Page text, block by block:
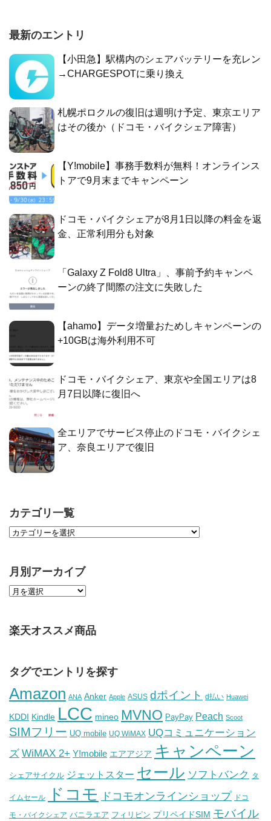
最新のエントリ
【小田急】駅構内のシェアバッテリーを充レン
→CHARGESPOTに乗り換え
札幌ポロクルの復旧は週明け予定、東京エリア
はその後か（ドコモ・バイクシェア障害）
【Y!mobile】事務手数料が無料！オンラインス
トアで9月末までキャンペーン
ドコモ・バイクシェアが8月1日以降の料金を返
金、正常利用分も対象
「Galaxy Z Fold8 Ultra」、事前予約キャンペ
ーンの終了間際の注文に失敗した
【ahamo】データ増量おためしキャンペーンの
+10GBは海外利用不可
ドコモ・バイクシェア、東京や全国エリアは8
月7日以降に復旧へ
全エリアでサービス停止のドコモ・バイクシェ
ア、奈良エリアで復旧
カテゴリ一覧
月別アーカイブ
楽天オススメ商品
タグでエントリを探す
Amazon ANA Anker Apple ASUS dポイント d払い Huawei
KDDI Kindle LCC mineo MVNO PayPay Peach Scoot
SIMフリー UQ mobile UQ WiMAX UQコミュニケーション
ズ WiMAX 2+ Y!mobile エアアジア キャンペーン
シェアサイクル ジェットスター セール ソフトバンク タ
イムセール ドコモ ドコモオンラインショップ ドコ
モ・バイクシェア バニラエア フィリピン プリペイドSIM モバイル